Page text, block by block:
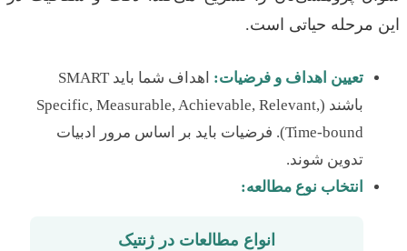
این مرحله حیاتی است.
تعیین اهداف و فرضیات:
اهداف شما باید SMART
باشند (Specific, Measurable, Achievable, Relevant,
Time-bound). فرضیات باید بر اساس مرور ادبیات
تدوین شوند.
انتخاب نوع مطالعه:
انواع مطالعات در ژنتیک